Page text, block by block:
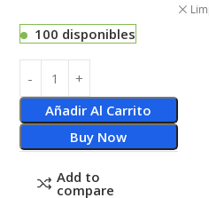
100 disponibles
Añadir Al Carrito
Buy Now
Add to
compare